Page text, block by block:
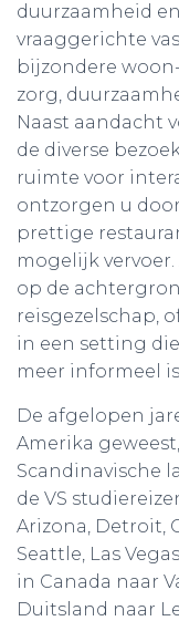
duurzaamheid
vraaggerichte
bijzondere
zorg,
Naast aandacht
de diverse
ruimte voor
ontzorgen u
prettige
mogelijk
op de
reisgezelschap,
in een setting
meer informeel
De afgelopen
Amerika
Scandinavische
de VS
Arizona, Detroit,
Seattle, Las
in Canada naar
Duitsland naar